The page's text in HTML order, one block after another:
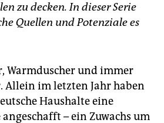
zu decken. In dieser Serie
Quellen und Potenziale es
Warmduscher und immer
Allein im letzten Jahr haben
Haushalte eine
– ein Zuwachs um